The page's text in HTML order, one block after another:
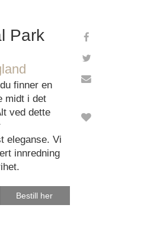
Park
finner en
midt i det
ved dette
eleganse. Vi
innredning
Bestill her